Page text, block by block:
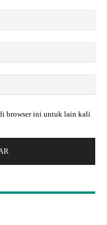
a
m
:
*
m
a
le
:
browser ini untuk lain kali